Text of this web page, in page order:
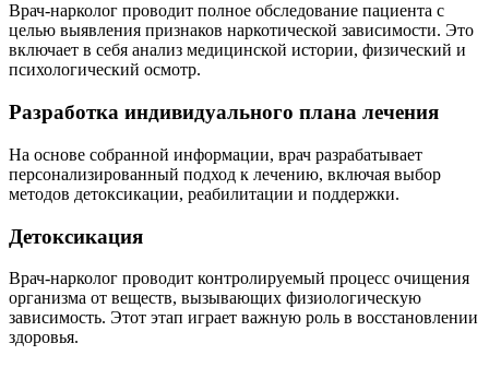
Врач-нарколог проводит полное обследование пациента с
целью выявления признаков наркотической зависимости. Это
включает в себя анализ медицинской истории, физический и
психологический осмотр.
Разработка индивидуального плана лечения
На основе собранной информации, врач разрабатывает
персонализированный подход к лечению, включая выбор
методов детоксикации, реабилитации и поддержки.
Детоксикация
Врач-нарколог проводит контролируемый процесс очищения
организма от веществ, вызывающих физиологическую
зависимость. Этот этап играет важную роль в восстановлении
здоровья.